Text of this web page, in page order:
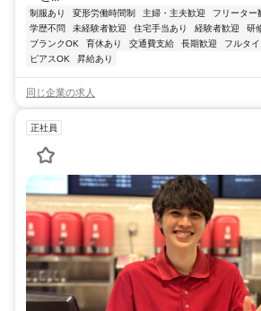
制服あり 変形労働時間制 主婦・主夫歓迎 フリーター
学歴不問
未経験者歓迎 住宅手当あり 経験者歓迎 研
ブランクOK
育休あり 交通費支給 長期歓迎 フルタ
ピアスOK
昇給あり
同じ企業の求人
正社員